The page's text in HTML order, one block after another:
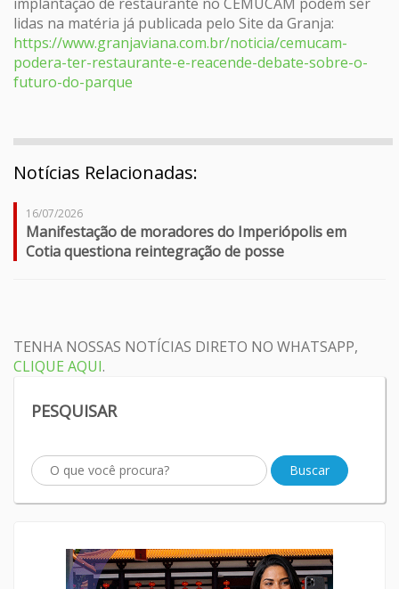
lidas na matéria já publicada pelo Site da Granja:
https://www.granjaviana.com.br/noticia/cemucam-
podera-ter-restaurante-e-reacende-debate-sobre-o-
futuro-do-parque
Notícias Relacionadas:
16/07/2026
Manifestação de moradores do Imperiópolis em
Cotia questiona reintegração de posse
TENHA NOSSAS NOTÍCIAS DIRETO NO WHATSAPP,
CLIQUE AQUI.
PESQUISAR